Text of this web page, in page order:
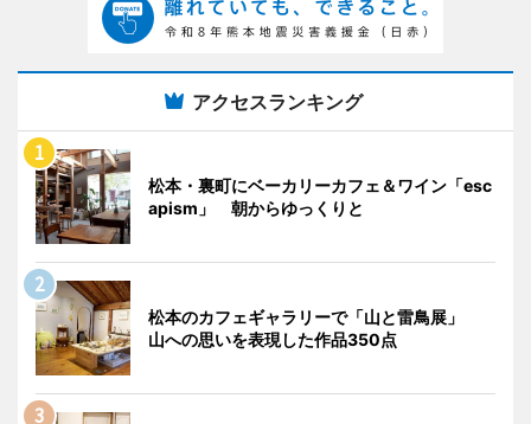
アクセスランキング
松本・裏町にベーカリーカフェ＆ワイン「esc
apism」 朝からゆっくりと
松本のカフェギャラリーで「山と雷鳥展」
山への思いを表現した作品350点